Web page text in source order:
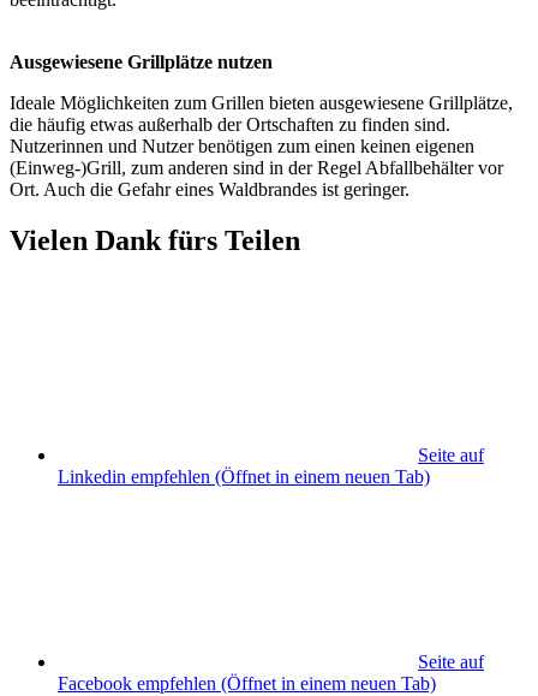
Ausgewiesene Grillplätze nutzen
Ideale Möglichkeiten zum Grillen bieten ausgewiesene Grillplätze,
die häufig etwas außerhalb der Ortschaften zu finden sind.
Nutzerinnen und Nutzer benötigen zum einen keinen eigenen
(Einweg-)Grill, zum anderen sind in der Regel Abfallbehälter vor
Ort. Auch die Gefahr eines Waldbrandes ist geringer.
Vielen Dank fürs Teilen
Seite auf
Linkedin empfehlen (Öffnet in einem neuen Tab)
Seite auf
Facebook empfehlen (Öffnet in einem neuen Tab)